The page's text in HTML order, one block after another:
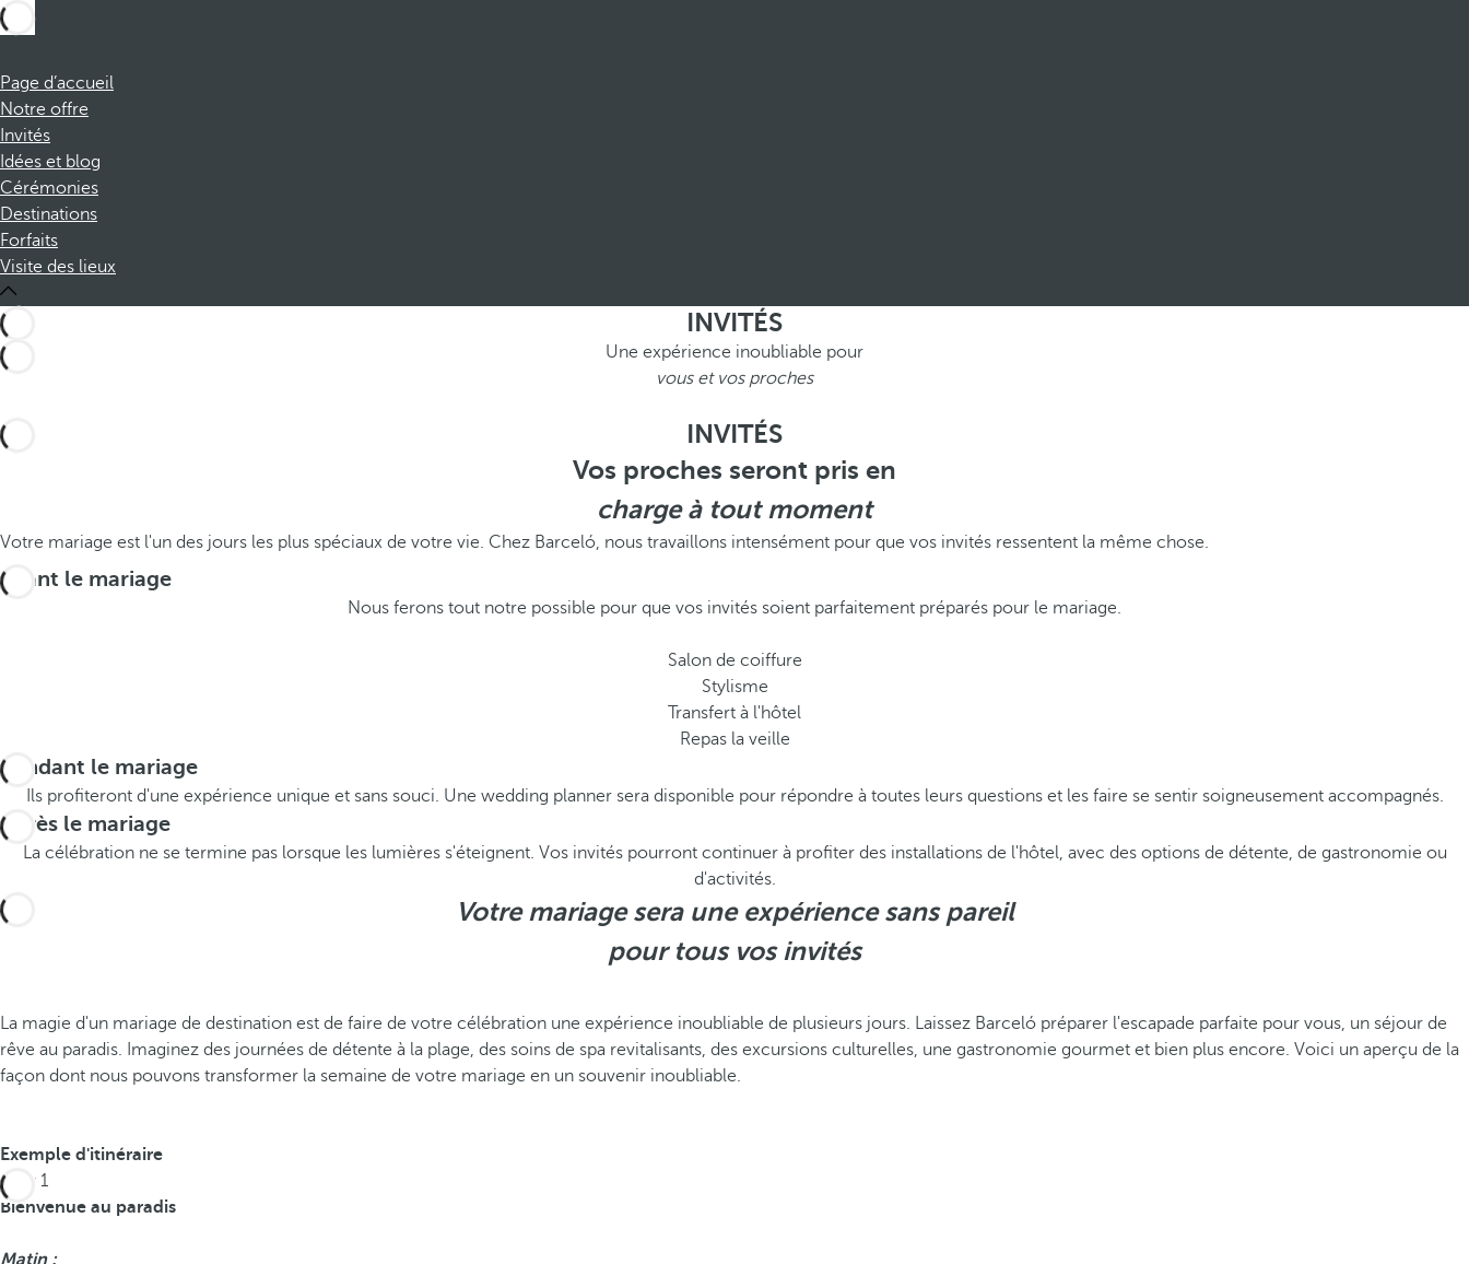
Page d’accueil
Notre offre
Invités
Idées et blog
Cérémonies
Destinations
Forfaits
Visite des lieux
INVITÉS
Une expérience inoubliable pour
vous et vos proches
INVITÉS
Vos proches seront pris en
charge à tout moment
Votre mariage est l'un des jours les plus spéciaux de votre vie. Chez Barceló, nous travaillons intensément pour que vos invités ressentent la même chose.
Avant le mariage
Nous ferons tout notre possible pour que vos invités soient parfaitement préparés pour le mariage.
Salon de coiffure
Stylisme
Transfert à l'hôtel
Repas la veille
Pendant le mariage
Ils profiteront d'une expérience unique et sans souci. Une wedding planner sera disponible pour répondre à toutes leurs questions et les faire se sentir soigneusement accompagnés.
Après le mariage
La célébration ne se termine pas lorsque les lumières s'éteignent. Vos invités pourront continuer à profiter des installations de l'hôtel, avec des options de détente, de gastronomie ou
d'activités.
Votre mariage sera une expérience sans pareil
pour tous vos invités
La magie d'un mariage de destination est de faire de votre célébration une expérience inoubliable de plusieurs jours. Laissez Barceló préparer l'escapade parfaite pour vous, un séjour de
rêve au paradis. Imaginez des journées de détente à la plage, des soins de spa revitalisants, des excursions culturelles, une gastronomie gourmet et bien plus encore. Voici un aperçu de la
façon dont nous pouvons transformer la semaine de votre mariage en un souvenir inoubliable.
Exemple d'itinéraire
Jour 1
Bienvenue au paradis
Matin :